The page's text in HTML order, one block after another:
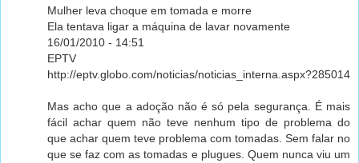
Mulher leva choque em tomada e morre
Ela tentava ligar a máquina de lavar novamente
16/01/2010 - 14:51
EPTV
http://eptv.globo.com/noticias/noticias_interna.aspx?285014
Mas acho que a adoção não é só pela segurança. É mais
fácil achar quem não teve nenhum tipo de problema do
que achar quem teve problema com tomadas. Sem falar no
que se faz com as tomadas e plugues. Quem nunca viu um